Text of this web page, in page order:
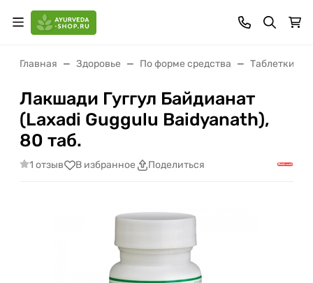
Главная Здоровье По форме средства Таблетки
Лакшади Гуггул Байдианат
(Laxadi Guggulu Baidyanath),
80 таб.
1 отзыв В избранное Поделиться